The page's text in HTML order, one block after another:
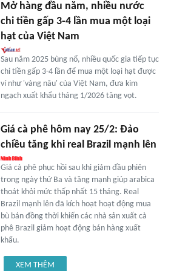
Mở hàng đầu năm, nhiều nước
chi tiền gấp 3-4 lần mua một loại
hạt của Việt Nam
Sau năm 2025 bùng nổ, nhiều quốc gia tiếp tục
chi tiền gấp 3-4 lần để mua một loại hạt được
ví như 'vàng nâu' của Việt Nam, đưa kim
ngạch xuất khẩu tháng 1/2026 tăng vọt.
Giá cà phê hôm nay 25/2: Đảo
chiều tăng khi real Brazil mạnh lên
Giá cà phê phục hồi sau khi giảm đầu phiên
trong ngày thứ Ba và tăng mạnh giúp arabica
thoát khỏi mức thấp nhất 15 tháng. Real
Brazil mạnh lên đã kích hoạt hoạt động mua
bù bán đồng thời khiến các nhà sản xuất cà
phê Brazil giảm hoạt động bán hàng xuất
khẩu.
XEM THÊM